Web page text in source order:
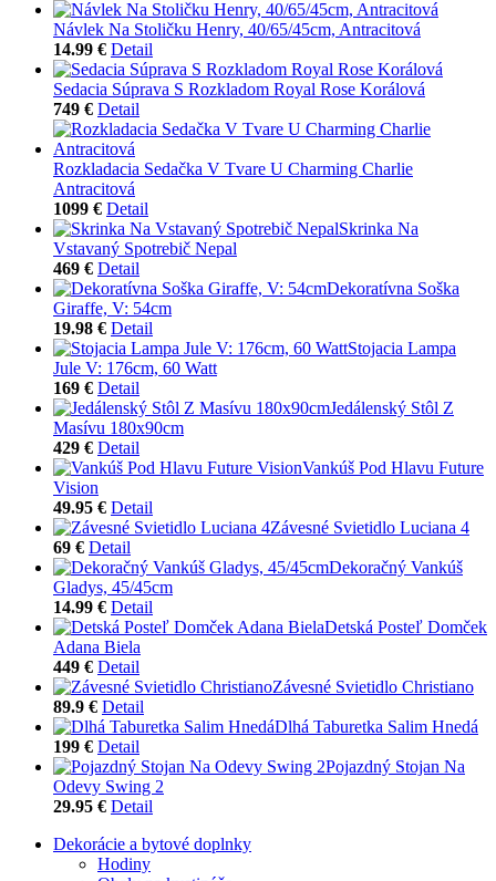
Návlek Na Stoličku Henry, 40/65/45cm, Antracitová
14.99 € Detail
Sedacia Súprava S Rozkladom Royal Rose Korálová
749 € Detail
Rozkladacia Sedačka V Tvare U Charming Charlie
Antracitová
1099 € Detail
Skrinka Na
Vstavaný Spotrebič Nepal
469 € Detail
Dekoratívna Soška
Giraffe, V: 54cm
19.98 € Detail
Stojacia Lampa
Jule V: 176cm, 60 Watt
169 € Detail
Jedálenský Stôl Z
Masívu 180x90cm
429 € Detail
Vankúš Pod Hlavu Future
Vision
49.95 € Detail
Závesné Svietidlo Luciana 4
69 € Detail
Dekoračný Vankúš
Gladys, 45/45cm
14.99 € Detail
Detská Posteľ Domček
Adana Biela
449 € Detail
Závesné Svietidlo Christiano
89.9 € Detail
Dlhá Taburetka Salim Hnedá
199 € Detail
Pojazdný Stojan Na
Odevy Swing 2
29.95 € Detail
Dekorácie a bytové doplnky
Hodiny